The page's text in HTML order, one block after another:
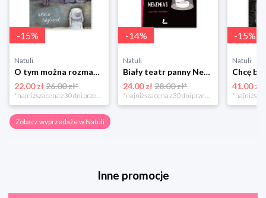
-15%
Natuli
O tym można rozmawiać tylko z królikami Zakamarki
22.00 zł26.00 zł*
*najniższa cena z 30 dni przed obniżką
-14%
Natuli
Biały teatr panny Nehemias
24.00 zł 28.00 zł*
*najniższa cena z 30 dni przed obniżką
-15%
Natuli
41.00 zł
Zobacz wyprzedaże w Natuli
Inne promocje